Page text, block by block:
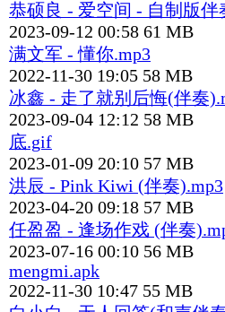
恭硕良 - 爱空间 - 自制版伴
2023-09-12 00:58 61 MB
满文军 - 懂你.mp3
2022-11-30 19:05 58 MB
冰鑫 - 走了就别后悔(伴奏
2023-09-04 12:12 58 MB
底.gif
2023-01-09 20:10 57 MB
洪辰 - Pink Kiwi (伴奏).mp3
2023-04-20 09:18 57 MB
任盈盈 - 逢场作戏 (伴奏
2023-07-16 00:10 56 MB
mengmi.apk
2022-11-30 10:47 55 MB